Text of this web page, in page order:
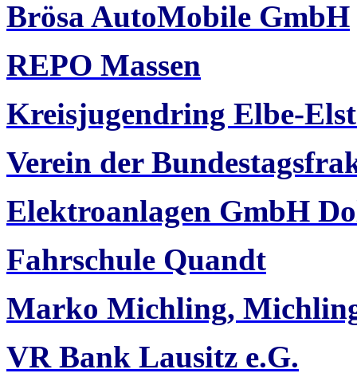
Brösa AutoMobile GmbH
REPO Massen
Kreisjugendring Elbe-
Verein der
Elektroanlagen GmbH
Fahrschule Quandt
Marko Michling,
VR Bank Lausitz e.G.